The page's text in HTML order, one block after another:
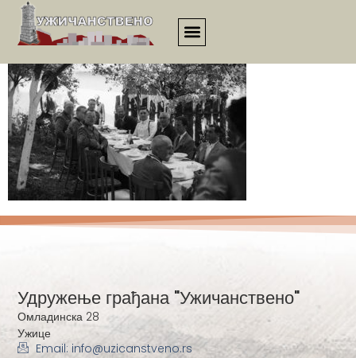
esej00035
Удружење грађана "Ужичанствено"
Омладинска 28
Ужице
Email: info@uzicanstveno.rs